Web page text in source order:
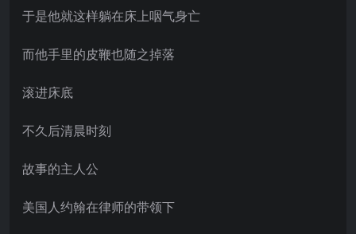
于是他就这样躺在床上咽气身亡
而他手里的皮鞭也随之掉落
滚进床底
不久后清晨时刻
故事的主人公
美国人约翰在律师的带领下